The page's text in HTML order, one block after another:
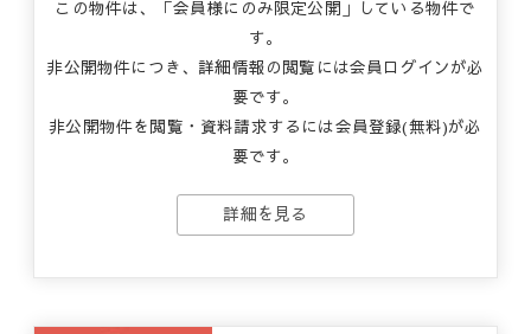
この物件は、「会員様にのみ限定公開」している物件で
す。
非公開物件につき、詳細情報の閲覧には会員ログインが必
要です。
非公開物件を閲覧・資料請求するには会員登録(無料)が必
要です。
詳細を見る